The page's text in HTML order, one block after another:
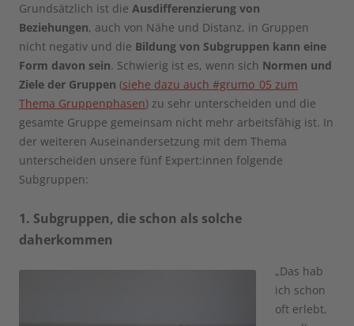
Grundsätzlich ist die Ausdifferenzierung von
Beziehungen, auch von Nähe und Distanz, in Gruppen
nicht negativ und die Bildung von Subgruppen kann eine
Form davon sein. Schwierig ist es, wenn sich Normen und
Ziele der Gruppen (siehe dazu auch #grumo_05 zum
Thema Gruppenphasen) zu sehr unterscheiden und die
gesamte Gruppe gemeinsam nicht mehr arbeitsfähig ist. In
der weiteren Auseinandersetzung mit dem Thema
unterscheiden unsere fünf Expert:innen folgende
Subgruppen:
1. Subgruppen, die schon als solche
daherkommen
„Das hab
ich schon
oft erlebt,